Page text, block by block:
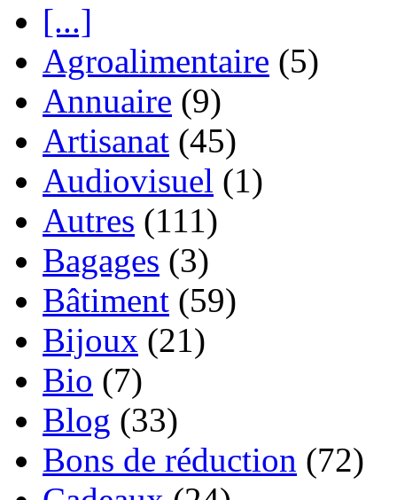
[...]
Agroalimentaire (5)
Annuaire (9)
Artisanat (45)
Audiovisuel (1)
Autres (111)
Bagages (3)
Bâtiment (59)
Bijoux (21)
Bio (7)
Blog (33)
Bons de réduction (72)